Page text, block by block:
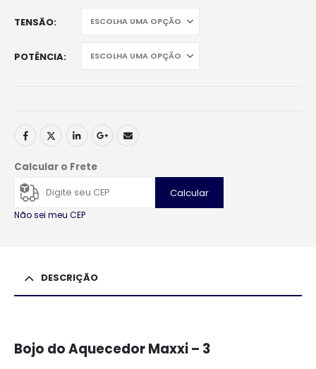
TENSÃO
POTÊNCIA
Calcular o Frete
Calcular
Não sei meu CEP
DESCRIÇÃO
Bojo do Aquecedor Maxxi – 3